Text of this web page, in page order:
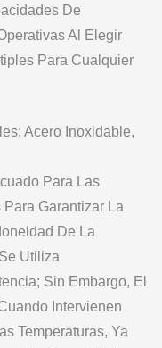
De
Al Elegir
Para Cualquier
Acero Inoxidable,
Para Las
Garantizar La
De La
Utiliza
Sin Embargo, El
Intervienen
Temperaturas, Ya